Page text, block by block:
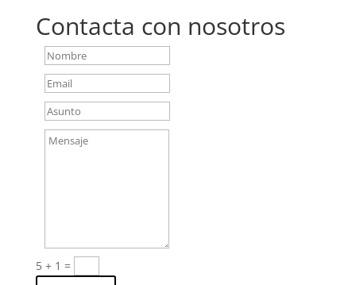
Contacta con nosotros
5 + 1 =